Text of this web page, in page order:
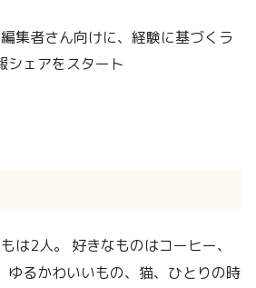
集者さん向けに、経験に基づくラ
シェアをスタート
は2人。 好きなものはコーヒー、
ゆるかわいいもの、猫、ひとりの時